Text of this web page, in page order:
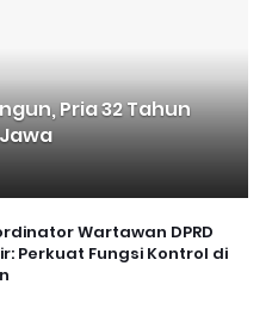
Pria 32 Tahun
Wartawan DPRD
Perkuat Fungsi Kontrol di